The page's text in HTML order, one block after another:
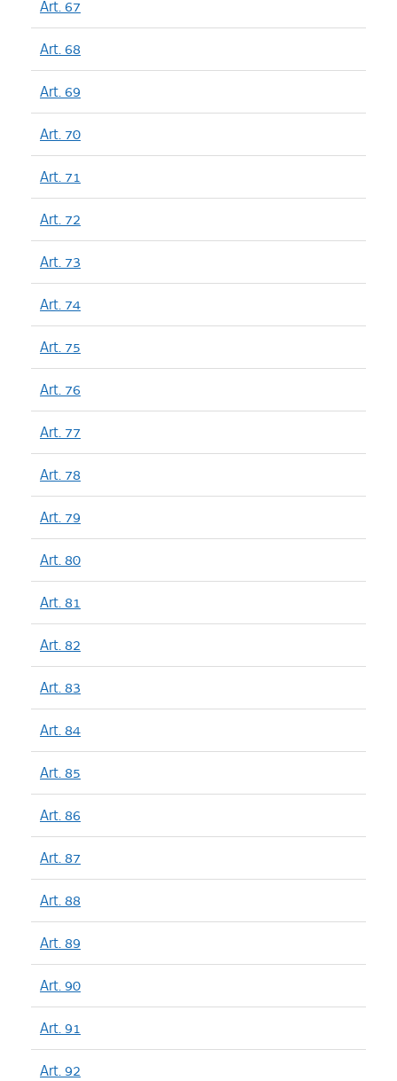
Art. 67
Art. 68
Art. 69
Art. 70
Art. 71
Art. 72
Art. 73
Art. 74
Art. 75
Art. 76
Art. 77
Art. 78
Art. 79
Art. 80
Art. 81
Art. 82
Art. 83
Art. 84
Art. 85
Art. 86
Art. 87
Art. 88
Art. 89
Art. 90
Art. 91
Art. 92